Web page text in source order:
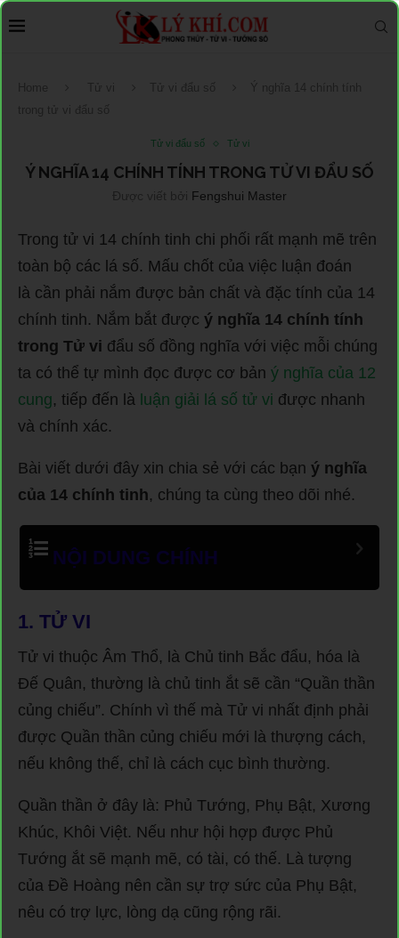
Home Tử vi Tử vi đẩu số
Ý nghĩa 14 chính tính
trong tử vi đẩu số
Tử vi đẩu số Tử vi
Ý NGHĨA 14 CHÍNH TÍNH TRONG TỬ VI ĐẨU SỐ
Được viết bởi Fengshui Master
Trong tử vi 14 chính tinh chi phối rất mạnh mẽ trên
toàn bộ các lá số. Mấu chốt của việc luận đoán
là cần phải nắm được bản chất và đặc tính của 14
chính tinh. Nắm bắt được ý nghĩa 14 chính tính
trong Tử vi đẩu số đồng nghĩa với việc mỗi chúng
ta có thể tự mình đọc được cơ bản ý nghĩa của 12
cung, tiếp đến là luận giải lá số tử vi được nhanh
và chính xác.
Bài viết dưới đây xin chia sẻ với các bạn ý nghĩa
của 14 chính tinh, chúng ta cùng theo dõi nhé.
NỘI DUNG CHÍNH
1. TỬ VI
Tử vi thuộc Âm Thổ, là Chủ tinh Bắc đẩu, hóa là
Đế Quân, thường là chủ tinh ắt sẽ cần “Quần thần
củng chiếu”. Chính vì thế mà Tử vi nhất định phải
được Quần thần củng chiếu mới là thượng cách,
nếu không thế, chỉ là cách cục bình thường.
Quần thần ở đây là: Phủ Tướng, Phụ Bật, Xương
Khúc, Khôi Việt. Nếu như hội hợp được Phủ
Tướng ắt sẽ mạnh mẽ, có tài, có thế. Là tượng
của Đề Hoàng nên cần sự trợ sức của Phụ Bật,
nêu có trợ lực, lòng dạ cũng rộng rãi.